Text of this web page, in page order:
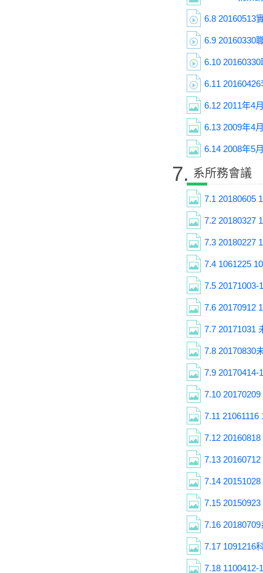
6.8 20160513
6.9 20160330
6.10
6.11
6.12 2011年4
6.13 2009年4
6.14 2008年5
7. 系所務會議
7.1 20180605
7.2 20180327
7.3 20180227
7.4 1061225
7.5 20171003-
7.6 20170912
7.7 20171031
7.8 20170830
7.9 20170414-
7.10
7.11 21061116
7.12
7.13
7.14
7.15
7.16
7.17 1091216
7.18 1100412-